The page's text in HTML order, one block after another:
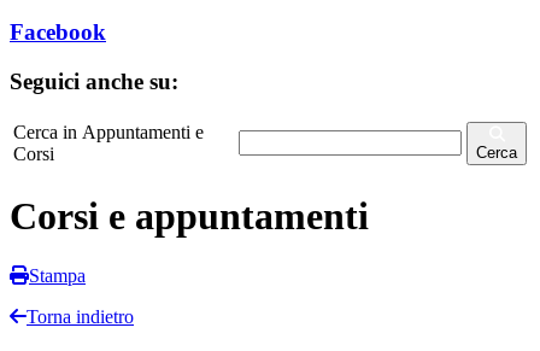
Facebook
Seguici anche su:
Cerca in Appuntamenti e
Corsi
Cerca
Corsi e appuntamenti
Stampa
Torna indietro